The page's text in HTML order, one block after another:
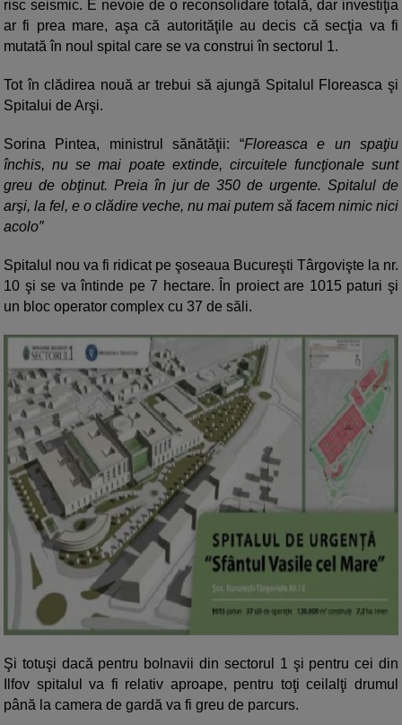
risc seismic. E nevoie de o reconsolidare totală, dar investiţia
ar fi prea mare, aşa că autorităţile au decis că secţia va fi
mutată în noul spital care se va construi în sectorul 1.
Tot în clădirea nouă ar trebui să ajungă Spitalul Floreasca şi
Spitalui de Arşi.
Sorina Pintea, ministrul sănătăţii: “Floreasca e un spaţiu
închis, nu se mai poate extinde, circuitele funcţionale sunt
greu de obţinut. Preia în jur de 350 de urgente. Spitalul de
arşi, la fel, e o clădire veche, nu mai putem să facem nimic nici
acolo″
Spitalul nou va fi ridicat pe şoseaua Bucureşti Târgovişte la nr.
10 şi se va întinde pe 7 hectare. În proiect are 1015 paturi şi
un bloc operator complex cu 37 de săli.
Şi totuşi dacă pentru bolnavii din sectorul 1 şi pentru cei din
Ilfov spitalul va fi relativ aproape, pentru toţi ceilalţi drumul
până la camera de gardă va fi greu de parcurs.